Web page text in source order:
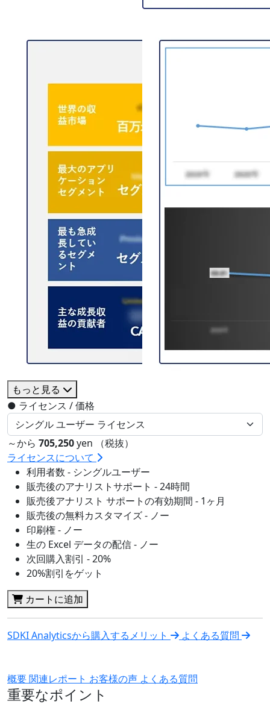
もっと見る
● ライセンス / 価格
～から 705,250yen （税抜）
ライセンスについて
利用者数 - シングルユーザー
販売後のアナリストサポート - 24時間
販売後アナリスト サポートの有効期間 - 1ヶ月
販売後の無料カスタマイズ - ノー
印刷権 - ノー
生の Excel データの配信 - ノー
次回購入割引 - 20%
20%割引をゲット
カートに追加
SDKI Analyticsから購入するメリット よくある質問
概要関連レポート お客様の声 よくある質問
重要なポイント